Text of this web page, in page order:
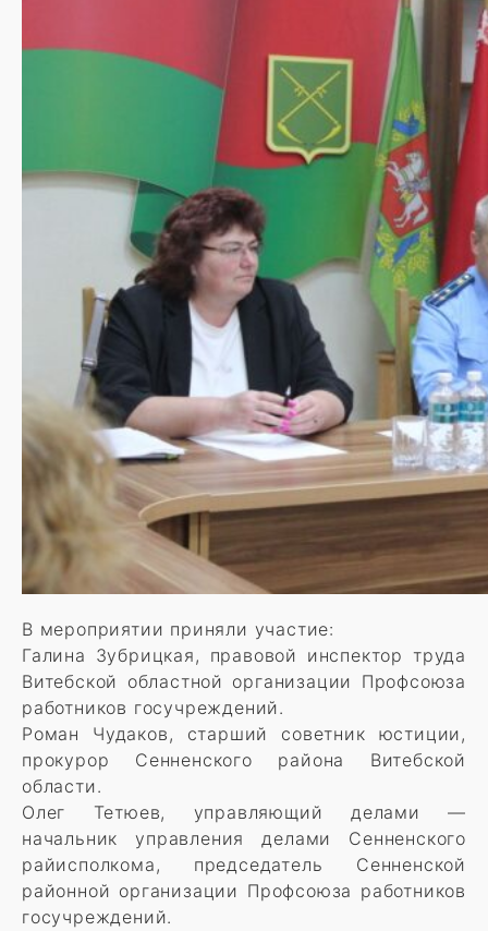
В мероприятии приняли участие:
Галина Зубрицкая, правовой инспектор труда
Витебской областной организации Профсоюза
работников госучреждений.
Роман Чудаков, старший советник юстиции,
прокурор Сенненского района Витебской
области.
Олег Тетюев, управляющий делами —
начальник управления делами Сенненского
райисполкома, председатель Сенненской
районной организации Профсоюза работников
госучреждений.